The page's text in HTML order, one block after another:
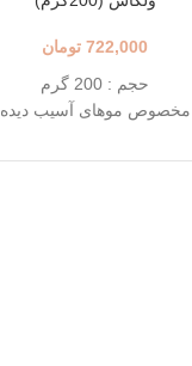
722,000 تومان
حجم : 200 گرم
مخصوص موهای آسیب دیده
ماسک موی داخل حمام